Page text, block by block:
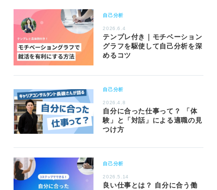
自己分析
2026.6.4
テンプレ付き｜モチベーション
グラフを駆使して自己分析を深
めるコツ
自己分析
2026.4.8
自分に合った仕事って？ 「体
験」と「対話」による適職の見
つけ方
自己分析
2026.5.14
良い仕事とは？ 自分に合う働